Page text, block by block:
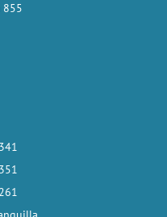
855